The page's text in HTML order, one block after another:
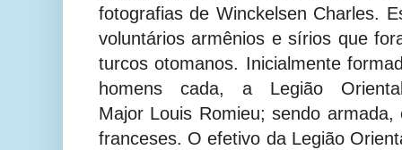
fotografias de Winckelsen Charles.
voluntários armênios e sírios que
turcos otomanos. Inicialmente
homens cada, a Legião
Major Louis Romieu; sendo
franceses. O efetivo da Legião